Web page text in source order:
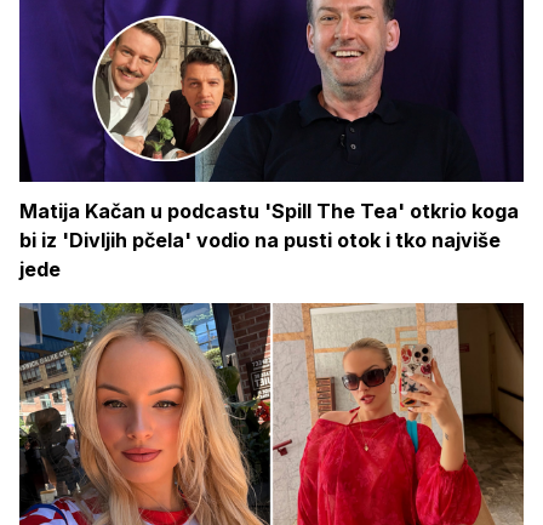
Matija Kačan u podcastu 'Spill The Tea' otkrio koga
bi iz 'Divljih pčela' vodio na pusti otok i tko najviše
jede